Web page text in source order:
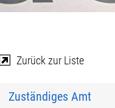
Zurück zur Liste
Zuständiges Amt